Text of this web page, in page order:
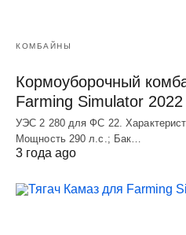
КОМБАЙНЫ
Кормоуборочный
Farming Simulator 2022
УЭC 2 280 для ФС 22.
Мощность 290 л.с.; Бак…
3 года ago